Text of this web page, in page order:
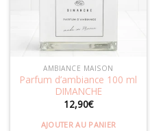
AMBIANCE MAISON
Parfum d’ambiance 100 ml
DIMANCHE
12,90€
AJOUTER AU PANIER